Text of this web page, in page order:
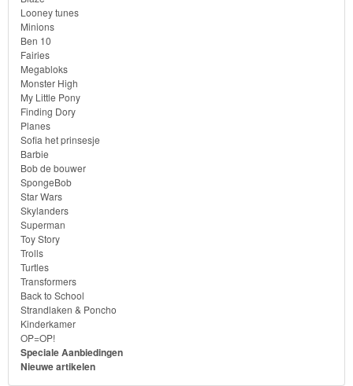
Transformers
Back
to
School
Strandlaken
&
Poncho
Kinderkamer
OP=OP!
Looney tunes
Minions
Ben 10
Fairies
Megabloks
Monster High
My Little Pony
Finding Dory
Planes
Sofia het prinsesje
Barbie
Bob de bouwer
SpongeBob
Star Wars
Skylanders
Superman
Toy Story
Trolls
Turtles
Transformers
Back to School
Strandlaken & Poncho
Kinderkamer
OP=OP!
Speciale Aanbiedingen
Nieuwe artikelen